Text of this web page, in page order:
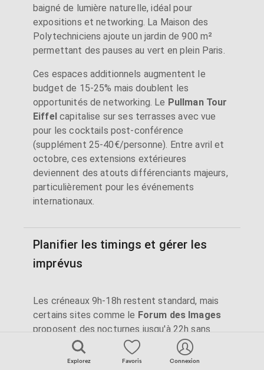
Explorez Favoris Connexion
baigné de lumière naturelle, idéal pour
expositions et networking. La Maison des
Polytechniciens ajoute un jardin de 900 m²
permettant des pauses au vert en plein Paris.
Ces espaces additionnels augmentent le
budget de 15-25% mais doublent les
opportunités de networking. Le Pullman Tour
Eiffelcapitalise sur ses terrasses avec vue
pour les cocktails post-conférence
(supplément 25-40€/personne). Entre avril et
octobre, ces extensions extérieures
deviennent des atouts différenciants majeurs,
particulièrement pour les événements
internationaux.
Planifier les timings et gérer les
imprévus
Les créneaux 9h-18h restent standard, mais
certains sites comme le Forum des Images
proposent des nocturnes jusqu'à 22h sans
surcoût. Les installations démarrent
généralement à 7h30 (majoration 25% avant